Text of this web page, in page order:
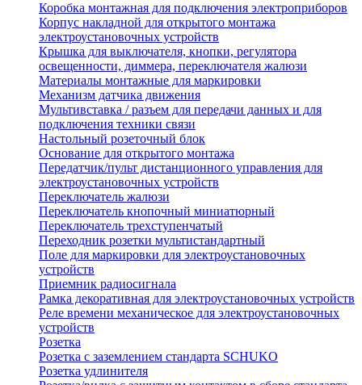
Коробка монтажная для подключения электроприборов
Корпус накладной для открытого монтажа
электроустановочных устройств
Крышка для выключателя, кнопки, регулятора
освещенности, диммера, переключателя жалюзи
Материалы монтажные для маркировки
Механизм датчика движения
Мультивставка / разъем для передачи данных и для
подключения техники связи
Настольный розеточный блок
Основание для открытого монтажа
Передатчик/пульт дистанционного управления для
электроустановочных устройств
Переключатель жалюзи
Переключатель кнопочный миниатюрный
Переключатель трехступенчатый
Переходник розетки мультистандартный
Поле для маркировки для электроустановочных
устройств
Приемник радиосигнала
Рамка декоративная для электроустановочных устройств
Реле времени механическое для электроустановочных
устройств
Розетка
Розетка с заземлением стандарта SCHUKO
Розетка удлинителя